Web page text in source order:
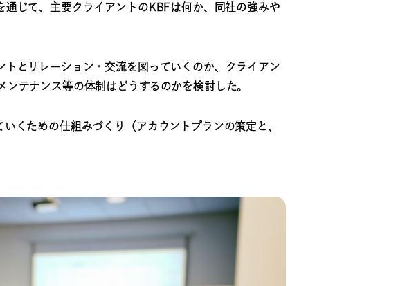
じて、主要クライアントのKBFは何か、同社の強みや
とリレーション・交流を図っていくのか、クライアン
テナンス等の体制はどうするのかを検討した。
くための仕組みづくり（アカウントプランの策定と、